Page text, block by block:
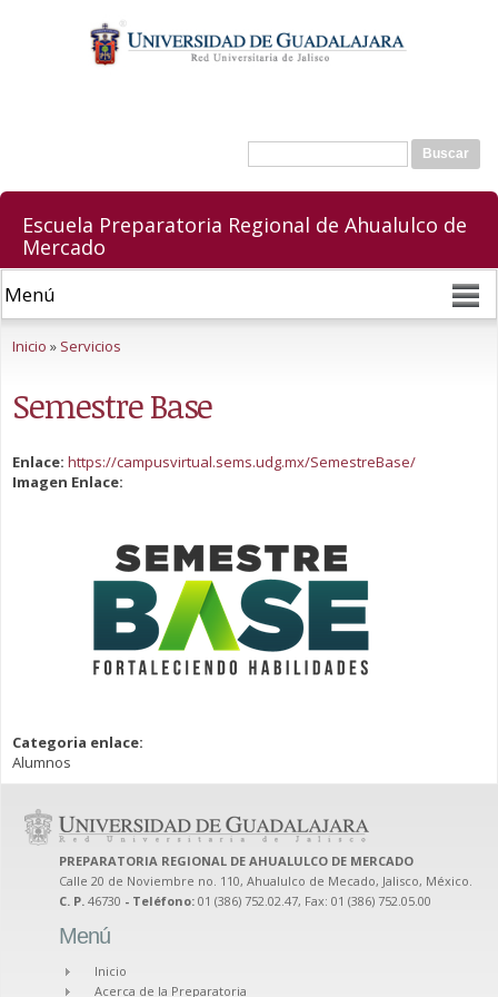
contenido
principal
Formulario de búsqueda
Buscar
Escuela Preparatoria Regional de Ahualulco de
Mercado
Inicio » Servicios
Semestre Base
Enlace: https://campusvirtual.sems.udg.mx/SemestreBase/
Imagen Enlace:
Categoria enlace:
Alumnos
PREPARATORIA REGIONAL DE AHUALULCO DE MERCADO
Calle 20 de Noviembre no. 110, Ahualulco de Mecado, Jalisco, México.
C. P. 46730 - Teléfono: 01 (386) 752.02.47, Fax: 01 (386) 752.05.00
Menú
Inicio
Acerca de la Preparatoria